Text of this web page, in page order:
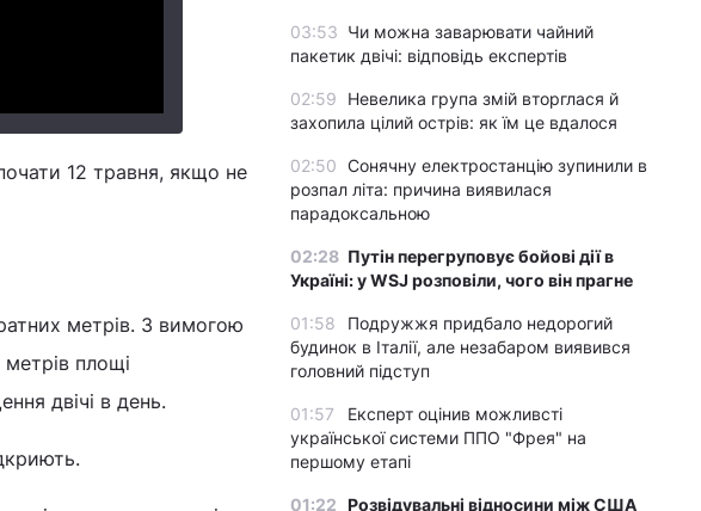
12 травня, якщо не
метрів. З вимогою
площі
двічі в день.
03:53 Чи можна заварювати чайний
пакетик двічі: відповідь експертів
02:59
Невелика група змій вторглася й
захопила цілий острів: як їм це вдалося
02:50 Сонячну електростанцію зупинили в
розпал літа: причина виявилася
парадоксальною
02:28 Путін перегруповує бойові дії в
Україні: у WSJ розповіли, чого він прагне
01:58
Подружжя придбало недорогий
будинок в Італії, але незабаром виявився
головний підступ
01:57
Експерт оцінив можливсті
української системи ППО "Фрея" на
першому етапі
01:22 Розвідувальні відносини між США